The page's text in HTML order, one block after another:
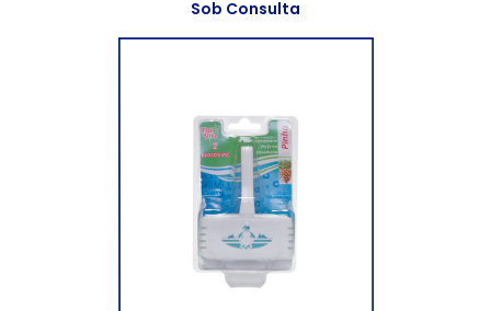
Sob Consulta